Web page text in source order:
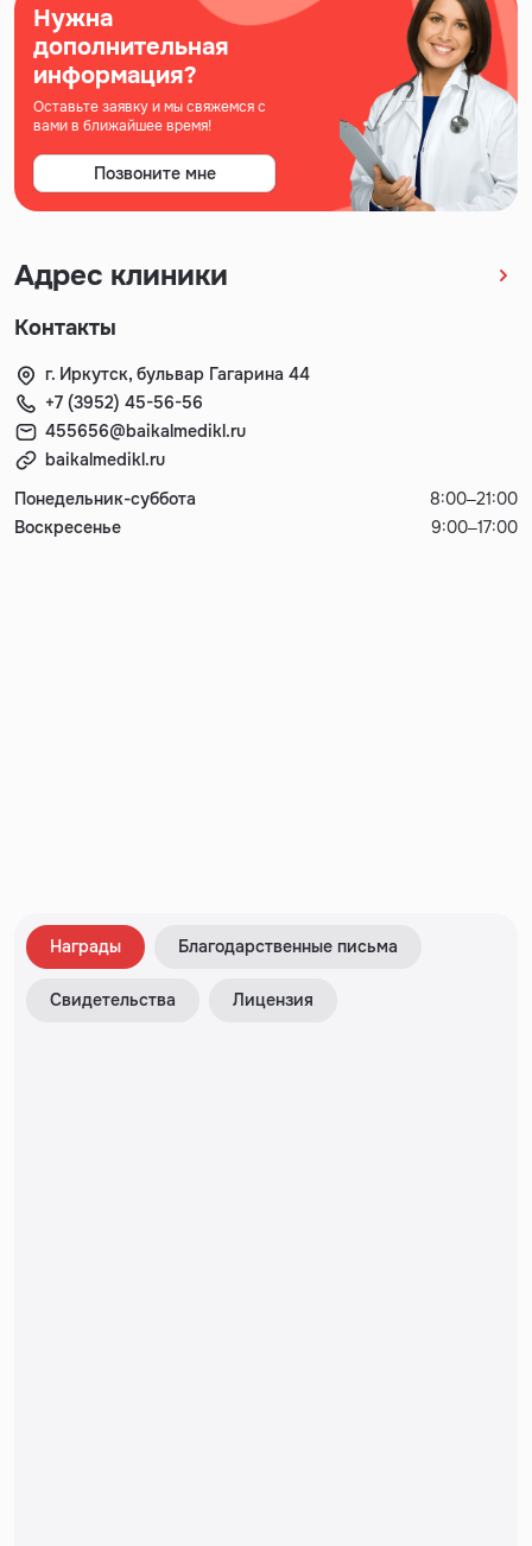
Нужна
дополнительная
информация?
Оставьте заявку и мы свяжемся с
вами в ближайшее время!
Позвоните мне
Адрес клиники
Контакты
г. Иркутск, бульвар Гагарина 44
+7 (3952) 45-56-56
455656@baikalmedikl.ru
baikalmedikl.ru
Понедельник-суббота
8:00–21:00
Воскресенье
9:00–17:00
Награды Благодарственные письма
Свидетельства Лицензия